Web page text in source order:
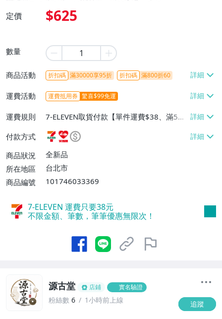
定價 $625
數量
商品活動 折扣碼 滿30000享95折 折扣碼 滿800折60
運費活動 運費抵用券 驚喜$99免運
運費規則
7-ELEVEN取貨付款【單件運費$38、滿5件
或消費滿$1298免運費】、7-ELEVEN取貨
不付款【免運費】、萊爾富取貨付款【單件
運費$60、滿5件或消費滿$1298免運
費】、宅配/貨運【單件運費$120、滿5件
付款方式
商品狀況
全新品
所在地區
台北市
商品編號
101746033369
7-ELEVEN 運費只要38元
不限金額、筆數，筆筆優惠無限次！
源古堂 店鋪 實名驗證
粉絲數 6 1小時前上線 追蹤